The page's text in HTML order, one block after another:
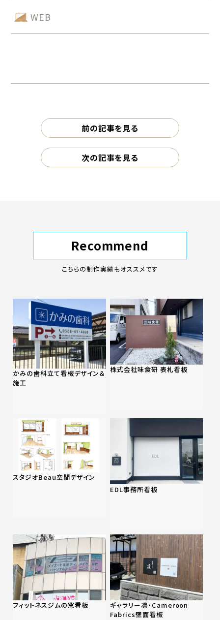
WEB
前の記事を見る
次の記事を見る
Recommend
こちらの制作実績もオススメです
かみの歯科立て看板デザイン＆
施工
株式会社味食研 表札看板
スタジオBeau空間デザイン
EDL事務所看板
フィットネスジムの窓看板
ギャラリー凛・Cameroon
Fabrics壁面看板